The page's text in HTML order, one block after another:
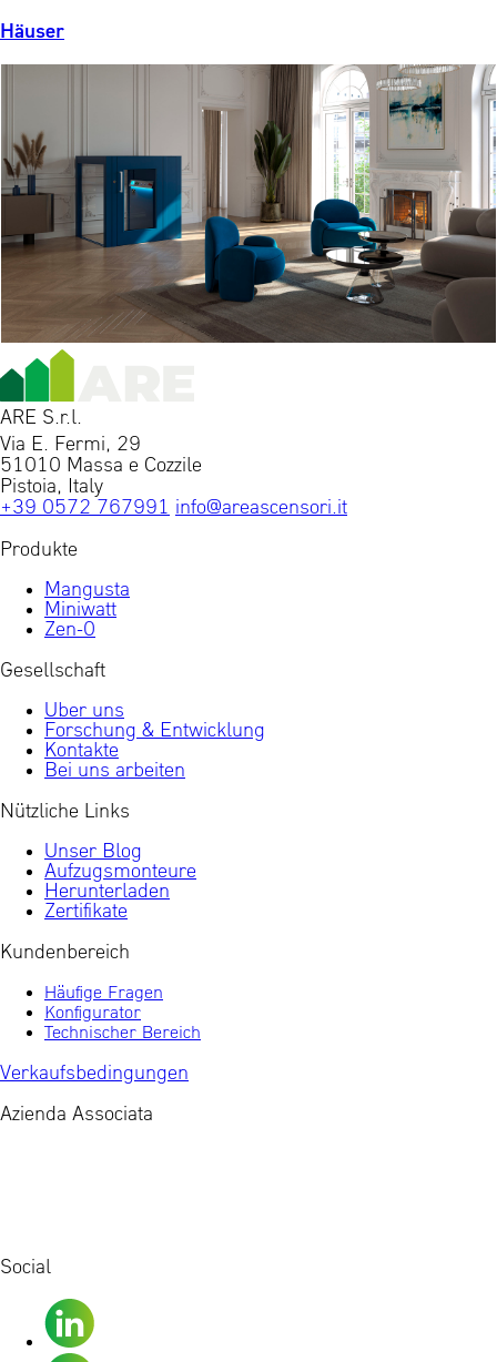
Häuser
ARE S.r.l.
Via E. Fermi, 29
51010 Massa e Cozzile
Pistoia, Italy
+39 0572 767991 info@areascensori.it
Produkte
Mangusta
Miniwatt
Zen-0
Gesellschaft
Uber uns
Forschung & Entwicklung
Kontakte
Bei uns arbeiten
Nützliche Links
Unser Blog
Aufzugsmonteure
Herunterladen
Zertifikate
Kundenbereich
Häufige Fragen
Konfigurator
Technischer Bereich
Verkaufsbedingungen
Azienda Associata
Social